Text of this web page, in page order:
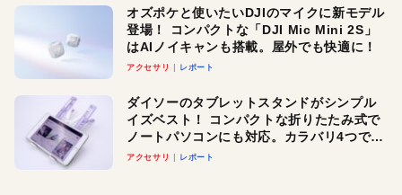
オズポケと使いたいDJIのマイクに新モデル
登場！ コンパクトな「DJI Mic Mini 2S」
はAIノイキャンも搭載。屋外でも快適に！
アクセサリ レポート
ダイソーのタブレットスタンドがシンプル
イズベスト！ コンパクトな折りたたみ式で
ノートパソコンにも対応。カラバリ4つで選
べる楽しさも
アクセサリ レポート